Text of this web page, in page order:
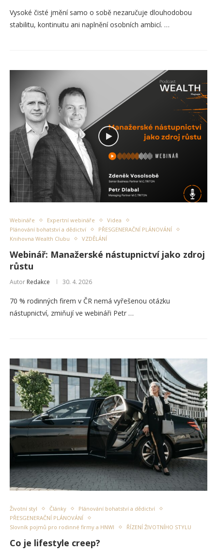
Vysoké čisté jmění samo o sobě nezaručuje dlouhodobou
stabilitu, kontinuitu ani naplnění osobních ambicí. …
Webináře Expertní webináře
Videa
Plánování bohatství a dědictví
PŘESGENERAČNÍ PLÁNOVÁNÍ
Knihovna Wealth Clubu
VZDĚLÁNÍ
Webinář: Manažerské nástupnictví jako zdroj
růstu
Autor Redakce 30. 4. 2026
70 % rodinných firem v ČR nemá vyřešenou otázku
nástupnictví, zmiňují ve webináři Petr …
Životní styl Články
Plánování bohatství a dědictví
PŘESGENERAČNÍ PLÁNOVÁNÍ
Slovník pojmů pro rodinné firmy a HNWI
ŘÍZENÍ ŽIVOTNÍHO STYLU
Co je lifestyle creep?